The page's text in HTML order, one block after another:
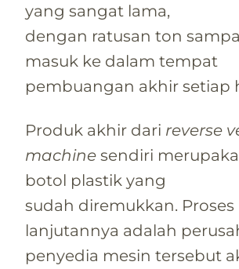
yang sangat lama,
dengan ratusan ton
masuk ke dalam tempat
pembuangan akhir setiap
Produk akhir dari reverse
machine sendiri
botol plastik yang
sudah diremukkan. Proses
lanjutannya adalah
penyedia mesin tersebut